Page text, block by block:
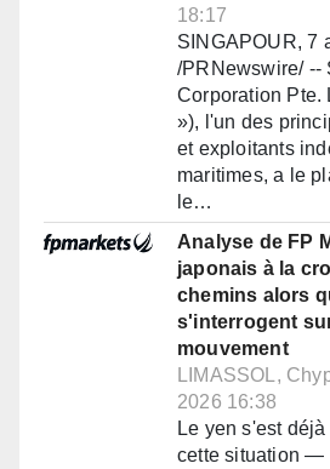
18:17
SINGAPOUR, 7
/PRNewswire/ --
Corporation Pte.
»), l'un des
et exploitants
maritimes, a le
le…
Analyse de FP
japonais à la
chemins alors
s'interrogent
mouvement
LIMASSOL,
2026 16:38
Le yen s'est
cette situation —